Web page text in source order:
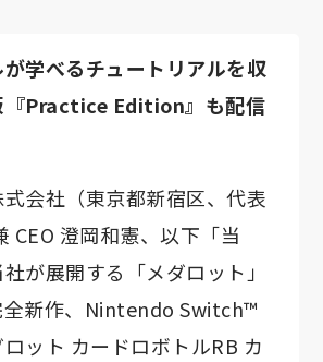
学べるチュートリアルを収
『Practice Edition』も配信
会社（東京都新宿区、代表
CEO 澄岡和憲、以下「当
が展開する「メダロット」
全新作、Nintendo Switch™
ット カードロボトルRB カ